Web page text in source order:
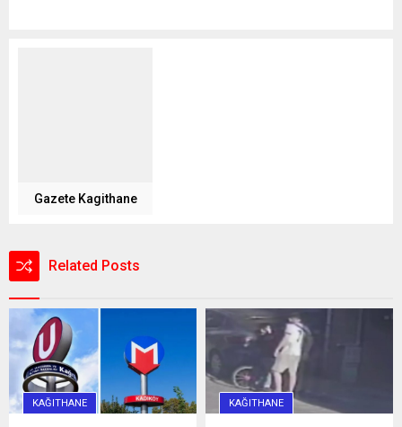
Gazete Kagithane
Related Posts
KAĞITHANE KAĞITHANE